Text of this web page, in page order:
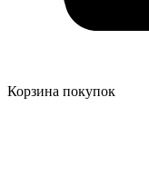
Корзина покупок